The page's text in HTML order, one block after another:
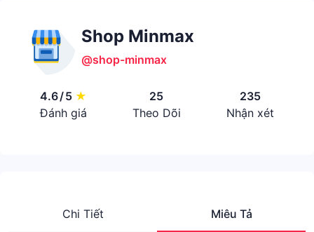
Shop Minmax
@shop-minmax
4.6/5 ★
Đánh giá
25
Theo Dõi
235
Nhận xét
Chi Tiết Miêu Tả